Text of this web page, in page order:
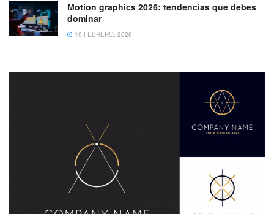
Motion graphics 2026: tendencias que debes
dominar
10 FEBRERO, 2026